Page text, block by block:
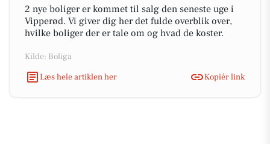
2 nye boliger er kommet til salg den seneste uge i
Vipperød. Vi giver dig her det fulde overblik over,
hvilke boliger der er tale om og hvad de koster.
Kilde: Boliga
Læs hele artiklen her
Kopiér link